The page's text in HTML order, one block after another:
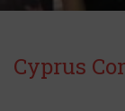
Cyprus